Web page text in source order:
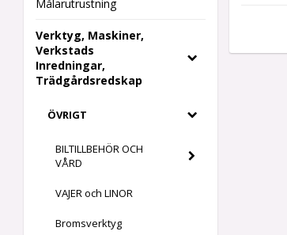
Målarutrustning
Verktyg, Maskiner,
Verkstads
Inredningar,
Trädgårdsredskap
ÖVRIGT
BILTILLBEHÖR OCH
VÅRD
VAJER och LINOR
Bromsverktyg